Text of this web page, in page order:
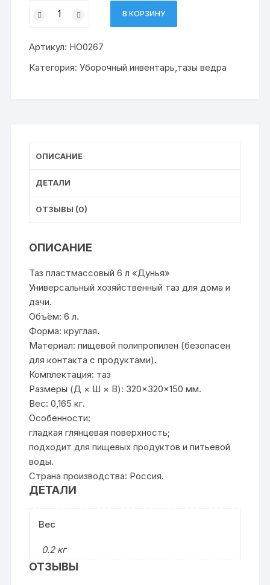
товара
пластмассовый
6л,ДУНЬЯ
В КОРЗИНУ
Артикул: НО0267
Категория:Уборочный инвентарь,тазы ведра
ОПИСАНИЕ
ДЕТАЛИ
ОТЗЫВЫ (0)
ОПИСАНИЕ
Таз пластмассовый 6 л «Дунья»
Универсальный хозяйственный таз для дома и
дачи.
Объём: 6 л.
Форма: круглая.
Материал: пищевой полипропилен (безопасен
для контакта с продуктами).
Комплектация: таз
Размеры (Д × Ш × В): 320×320×150 мм.
Вес: 0,165 кг.
Особенности:
гладкая глянцевая поверхность;
подходит для пищевых продуктов и питьевой
воды.
Страна производства: Россия.
ДЕТАЛИ
Вес
0.2 кг
ОТЗЫВЫ